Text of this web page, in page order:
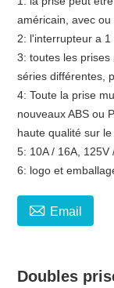
américain, avec
2: l'interrupteur a
3: toutes les
séries différentes,
4: Toute la prise
nouveaux ABS ou
haute qualité sur
5: 10A / 16A, 125V
6: logo et
 Email
Doubles